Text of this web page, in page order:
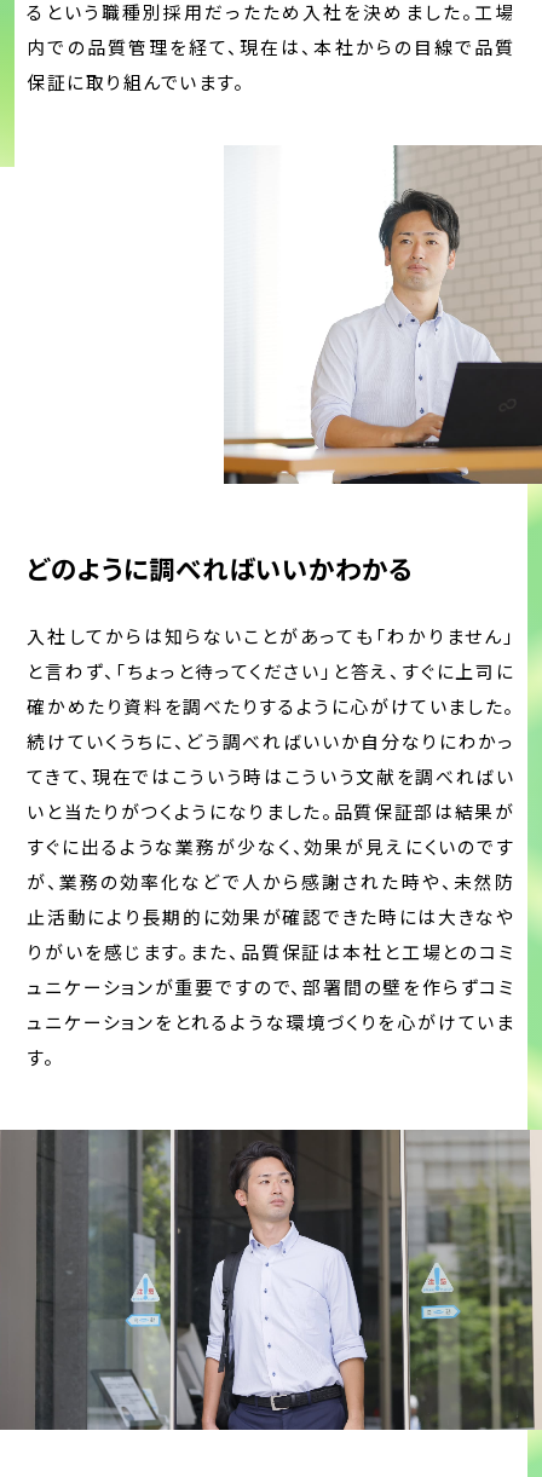
るという職種別採用だったため入社を決めました。工場
内での品質管理を経て、現在は、本社からの目線で品質
保証に取り組んでいます。
どのように調べればいいかわかる
入社してからは知らないことがあっても「わかりません」
と言わず、「ちょっと待ってください」と答え、すぐに上司に
確かめたり資料を調べたりするように心がけていました。
続けていくうちに、どう調べればいいか自分なりにわかっ
てきて、現在ではこういう時はこういう文献を調べればい
いと当たりがつくようになりました。品質保証部は結果が
すぐに出るような業務が少なく、効果が見えにくいのです
が、業務の効率化などで人から感謝された時や、未然防
止活動により長期的に効果が確認できた時には大きなや
りがいを感じます。また、品質保証は本社と工場とのコミ
ュニケーションが重要ですので、部署間の壁を作らずコミ
ュニケーションをとれるような環境づくりを心がけていま
す。